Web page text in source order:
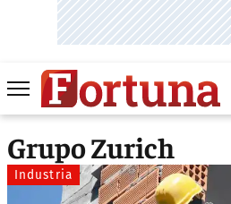
Grupo Zurich
Industria